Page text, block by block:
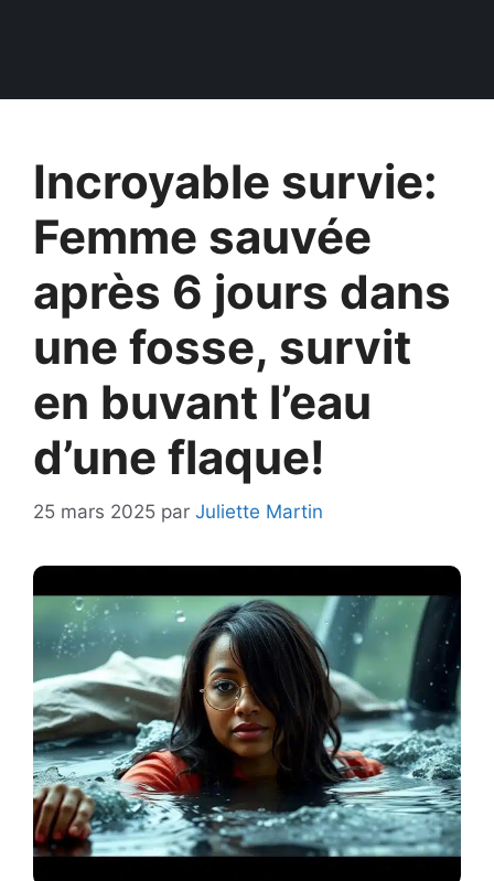
Incroyable survie:
Femme sauvée
après 6 jours dans
une fosse, survit
en buvant l’eau
d’une flaque!
25 mars 2025 par Juliette Martin